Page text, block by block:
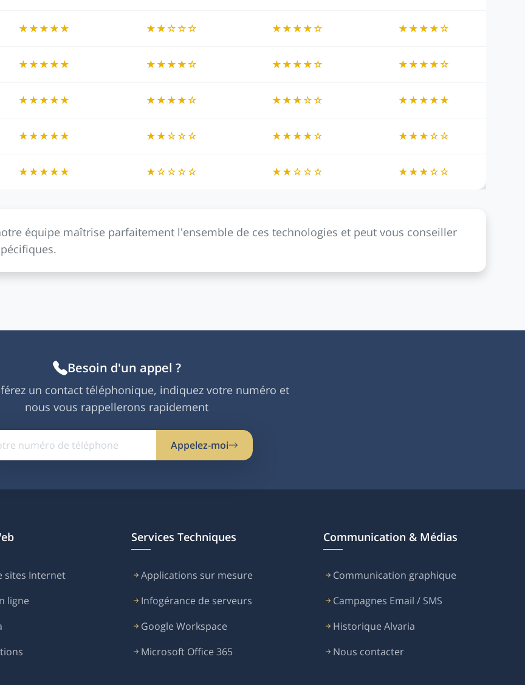
★★★★★ ★★☆☆☆ ★★★★☆ ★★★★☆
★★★★★ ★★★★☆ ★★★★☆ ★★★★☆
★★★★★ ★★★★☆ ★★★☆☆ ★★★★★
★★★★★ ★★☆☆☆ ★★★★☆ ★★★☆☆
★★★★★ ★☆☆☆☆ ★★☆☆☆ ★★★☆☆
équipe maîtrise parfaitement l'ensemble de ces technologies et peut vous conseiller
Besoin d'un appel ?
un contact téléphonique, indiquez votre numéro et
nous vous rappellerons rapidement
Appelez-moi
sites Internet
ligne
Services Techniques
Applications sur mesure
Infogérance de serveurs
Google Workspace
Microsoft Office 365
Communication & Médias
Communication graphique
Campagnes Email / SMS
Historique Alvaria
Nous contacter